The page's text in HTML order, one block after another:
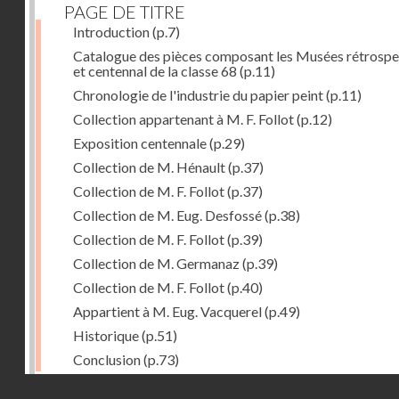
PAGE DE TITRE
Introduction(p.7)
Catalogue des pièces composant les Musées
et centennal de la classe 68 (p.11)
Chronologie de l'industrie du papier peint(p.11)
Collection appartenant à M. F. Follot(p.12)
Exposition centennale(p.29)
Collection de M. Hénault(p.37)
Collection de M. F. Follot(p.37)
Collection de M. Eug. Desfossé(p.38)
Collection de M. F. Follot(p.39)
Collection de M. Germanaz(p.39)
Collection de M. F. Follot(p.40)
Appartient à M. Eug. Vacquerel(p.49)
Historique(p.51)
Conclusion(p.73)